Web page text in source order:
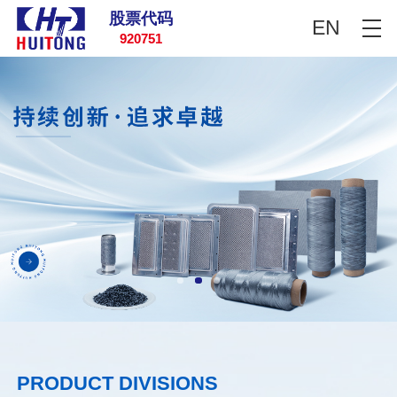
股票代码
920751 EN
PRODUCT DIVISIONS